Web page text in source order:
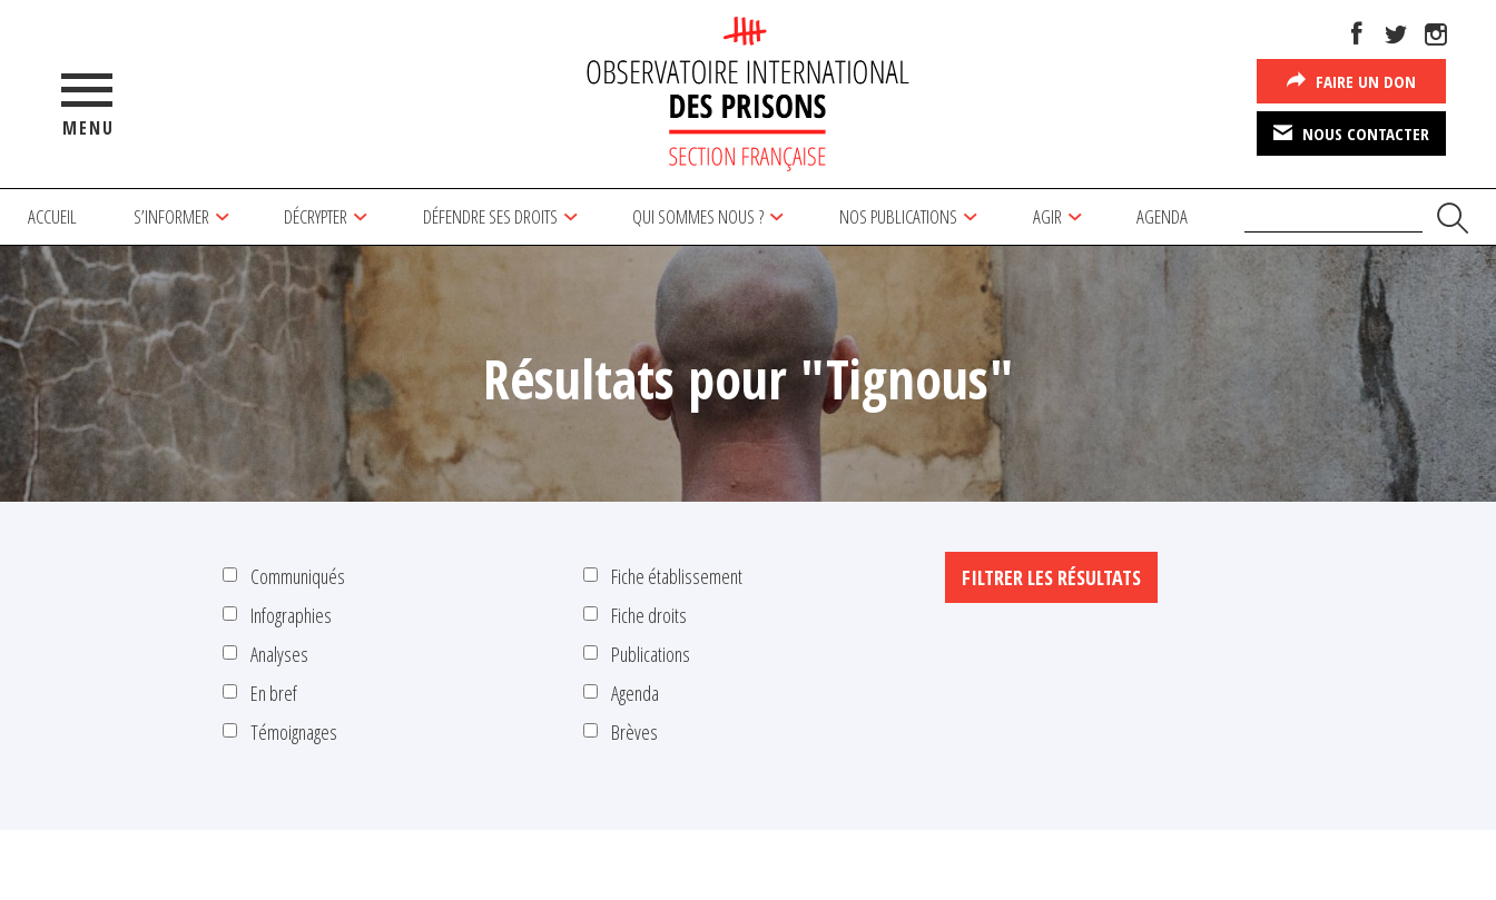
MENU
FAIRE UN DON
NOUS CONTACTER
ACCUEIL S’INFORMER DÉCRYPTER DÉFENDRE SES DROITS QUI SOMMES NOUS ? NOS PUBLICATIONS AGIR AGENDA
Résultats pour "Tignous"
Communiqués
Infographies
Analyses
En bref
Témoignages
Fiche établissement
Fiche droits
Publications
Agenda
Brèves